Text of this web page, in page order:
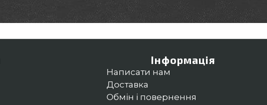
Інформація
Написати нам
Доставка
Обмін і повернення